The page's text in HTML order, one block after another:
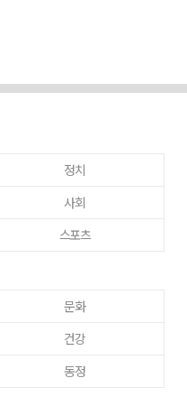
정치
사회
스포츠
문화
건강
동정